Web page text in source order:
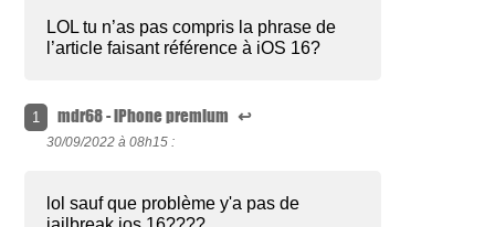
LOL tu n’as pas compris la phrase de
l’article faisant référence à iOS 16?
1 mdr68 - iPhone premium ↩
30/09/2022 à 08h15 :
lol sauf que problème y'a pas de